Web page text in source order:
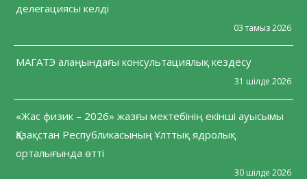
делегациясы келді
03 тамыз 2026
МАГАТЭ алаңындағы консультациялық кездесу
31 шілде 2026
«Жас физик – 2026» жазғы мектебінің екінші ауысымы
Қазақстан Республикасының Ұлттық ядролық
орталығында өтті
30 шілде 2026